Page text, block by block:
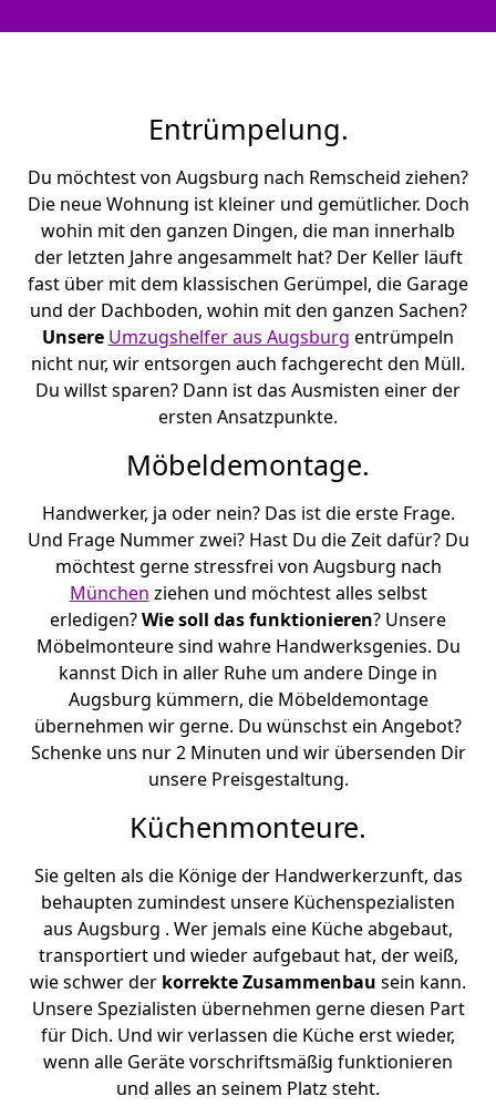
Entrümpelung.
Du möchtest von Augsburg nach Remscheid ziehen?
Die neue Wohnung ist kleiner und gemütlicher. Doch
wohin mit den ganzen Dingen, die man innerhalb
der letzten Jahre angesammelt hat? Der Keller läuft
fast über mit dem klassischen Gerümpel, die Garage
und der Dachboden, wohin mit den ganzen Sachen?
Unsere Umzugshelfer aus Augsburg entrümpeln
nicht nur, wir entsorgen auch fachgerecht den Müll.
Du willst sparen? Dann ist das Ausmisten einer der
ersten Ansatzpunkte.
Möbeldemontage.
Handwerker, ja oder nein? Das ist die erste Frage.
Und Frage Nummer zwei? Hast Du die Zeit dafür? Du
möchtest gerne stressfrei von Augsburg nach
München ziehen und möchtest alles selbst
erledigen?Wie soll das funktionieren? Unsere
Möbelmonteure sind wahre Handwerksgenies. Du
kannst Dich in aller Ruhe um andere Dinge in
Augsburg kümmern, die Möbeldemontage
übernehmen wir gerne. Du wünschst ein Angebot?
Schenke uns nur 2 Minuten und wir übersenden Dir
unsere Preisgestaltung.
Küchenmonteure.
Sie gelten als die Könige der Handwerkerzunft, das
behaupten zumindest unsere Küchenspezialisten
aus Augsburg . Wer jemals eine Küche abgebaut,
transportiert und wieder aufgebaut hat, der weiß,
wie schwer der korrekte Zusammenbau sein kann.
Unsere Spezialisten übernehmen gerne diesen Part
für Dich. Und wir verlassen die Küche erst wieder,
wenn alle Geräte vorschriftsmäßig funktionieren
und alles an seinem Platz steht.